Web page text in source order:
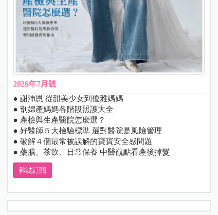
2026年7月號
● 謝沛恩 從甜美少女到優雅媽媽
● 剖婦產媽媽各階段照護大全
● 產檢與生產醫院怎麼選？
● 好醫師５大檢驗標準 選對醫院是風險管理
● 破解４個最常被誤解的寶寶安全感問題
● 藥膳、茶飲、日常保養 中醫觀點看產後掉髮
雜誌訂閱